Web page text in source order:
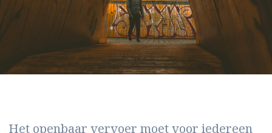
Het openbaar vervoer moet voor iedereen